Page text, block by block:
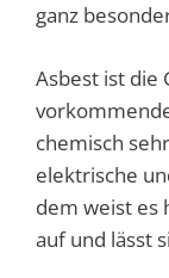
ganz
Asbest ist die
chemisch
elektrische
dem weist es
auf und lässt